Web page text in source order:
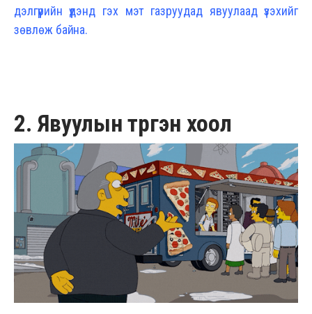
дэлгүүрийн үүдэнд гэх мэт газруудад явуулаад үзэхийг
зөвлөж байна.
2. Явуулын түргэн хоол